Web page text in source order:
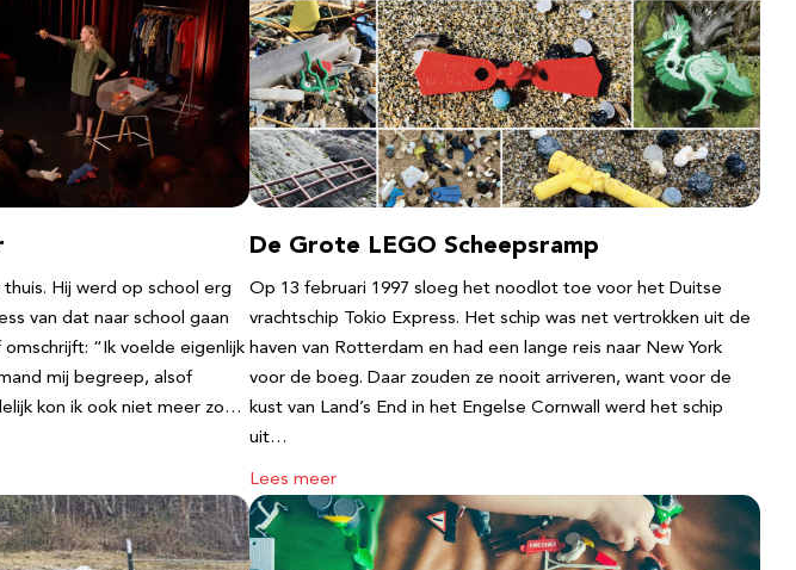
Hij werd op school erg
van dat naar school gaan
“Ik voelde eigenlijk
mij begreep, alsof
kon ik ook niet meer zo…
De Grote LEGO Scheepsramp
Op 13 februari 1997 sloeg het noodlot toe voor het Duitse
vrachtschip Tokio Express. Het schip was net vertrokken uit de
haven van Rotterdam en had een lange reis naar New York
voor de boeg. Daar zouden ze nooit arriveren, want voor de
kust van Land’s End in het Engelse Cornwall werd het schip
uit…
Lees meer